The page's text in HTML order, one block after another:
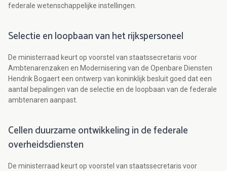
federale wetenschappelijke instellingen.
Selectie en loopbaan van het rijkspersoneel
De ministerraad keurt op voorstel van staatssecretaris voor
Ambtenarenzaken en Modernisering van de Openbare Diensten
Hendrik Bogaert een ontwerp van koninklijk besluit goed dat een
aantal bepalingen van de selectie en de loopbaan van de federale
ambtenaren aanpast.
Cellen duurzame ontwikkeling in de federale
overheidsdiensten
De ministerraad keurt op voorstel van staatssecretaris voor